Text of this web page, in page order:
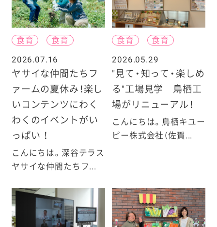
食育
食育
2026.07.16
ヤサイな仲間たちフ
ァームの夏休み！楽し
いコンテンツにわく
わくのイベントがい
っぱい ！
こんにちは。深谷テラス
ヤサイな仲間たちフ...
食育
食育
2026.05.29
"見て・知って・楽しめ
る"工場見学 鳥栖工
場がリニューアル！
こんにちは。鳥栖キユー
ピー株式会社（佐賀...